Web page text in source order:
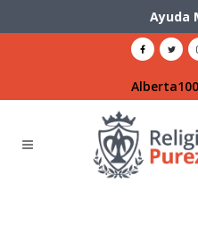
Ayuda
Alberta100